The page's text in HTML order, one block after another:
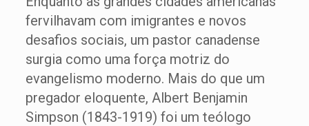
fervilhavam com imigrantes e novos
desafios sociais, um pastor canadense
surgia como uma força motriz do
evangelismo moderno. Mais do que um
pregador eloquente, Albert Benjamin
Simpson (1843-1919) foi um teólogo